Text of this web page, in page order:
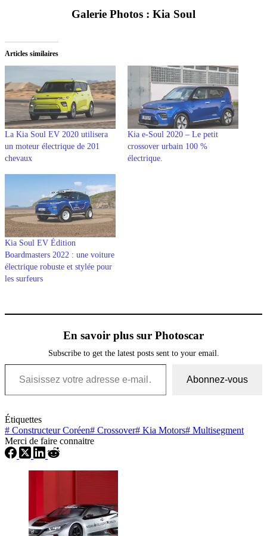
Galerie Photos : Kia Soul
Articles similaires
La Kia Soul EV 2020 utilisera
un moteur électrique de 201
chevaux
Kia e-Soul 2020 – Le petit
crossover urbain 100 %
électrique.
Kia Soul EV Édition
Boardmasters 2022 : une voiture
électrique robuste et stylée pour
les surfeurs
En savoir plus sur Photoscar
Subscribe to get the latest posts sent to your email.
Saisissez votre adresse e-mail…
Abonnez-vous
Étiquettes
# Constructeur Coréen# Crossover# Kia Motors# Multisegment
Merci de faire connaitre